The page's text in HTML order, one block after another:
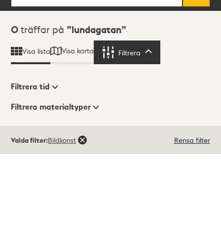
Sökresultat
0 träffar på lundagatan
Visa lista Visa karta Filtrera
Visningsläge
Filtrera tid
Filtrera materialtyper
träffar
Valda filter:Bildkonst Rensa filter